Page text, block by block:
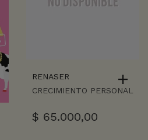
RENASER
CRECIMIENTO PERSONAL
$ 65.000,00